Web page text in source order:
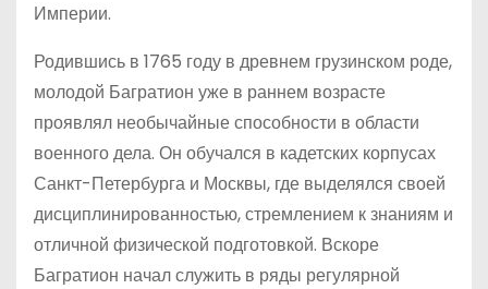
Империи.
Родившись в 1765 году в древнем грузинском роде,
молодой Багратион уже в раннем возрасте
проявлял необычайные способности в области
военного дела. Он обучался в кадетских корпусах
Санкт-Петербурга и Москвы, где выделялся своей
дисциплинированностью, стремлением к знаниям и
отличной физической подготовкой. Вскоре
Багратион начал служить в ряды регулярной